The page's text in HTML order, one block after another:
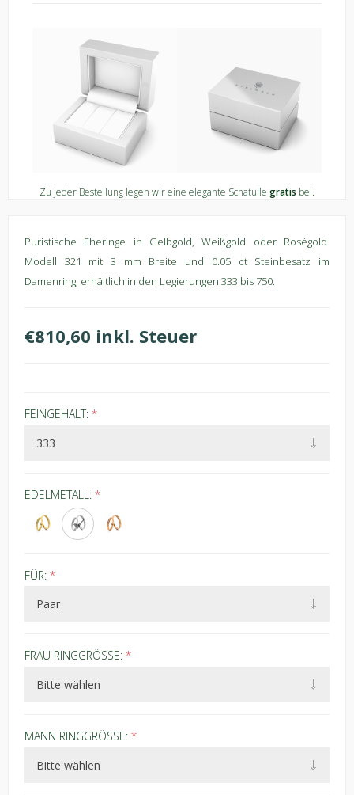
Zu jeder Bestellung legen wir eine elegante Schatulle gratis bei.
Puristische Eheringe in Gelbgold, Weißgold oder Roségold.
Modell 321 mit 3 mm Breite und 0.05 ct Steinbesatz im
Damenring, erhältlich in den Legierungen 333 bis 750.
€810,60 inkl. Steuer
FEINGEHALT: *
EDELMETALL: *
FÜR: *
FRAU RINGGRÖSSE: *
MANN RINGGRÖSSE: *